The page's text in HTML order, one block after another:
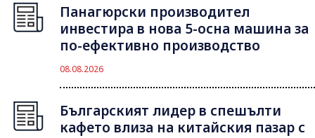
Панагюрски производител
инвестира в нова 5-осна машина за
по-ефективно производство
08.08.2026
Българският лидер в спешълти
кафето влиза на китайския пазар с